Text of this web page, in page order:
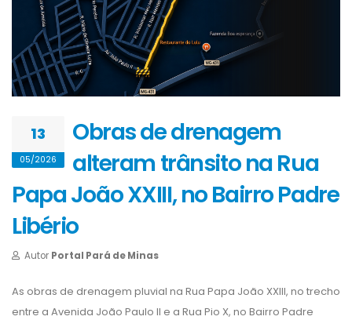
13
05/2026
Obras de drenagem
alteram trânsito na Rua
Papa João XXIII, no Bairro Padre
Libério
Autor Portal Pará de Minas
As obras de drenagem pluvial na Rua Papa João XXIII, no trecho
entre a Avenida João Paulo II e a Rua Pio X, no Bairro Padre